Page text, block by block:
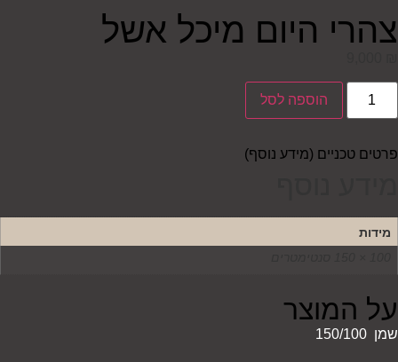
צהרי היום מיכל אשל
הוספה לסל
פרטים טכניים (מידע נוסף)
מידות
על המוצר
שמן 150/100